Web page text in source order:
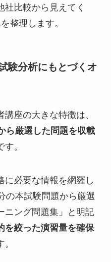
比較から見えてく
整理します。
験分析にもとづくオ
座の大きな特徴は、
ら厳選した問題を収載
す。
に必要な情報を網羅し
の本試験問題から厳選
ニング問題集」と明記
を絞った演習量を確保